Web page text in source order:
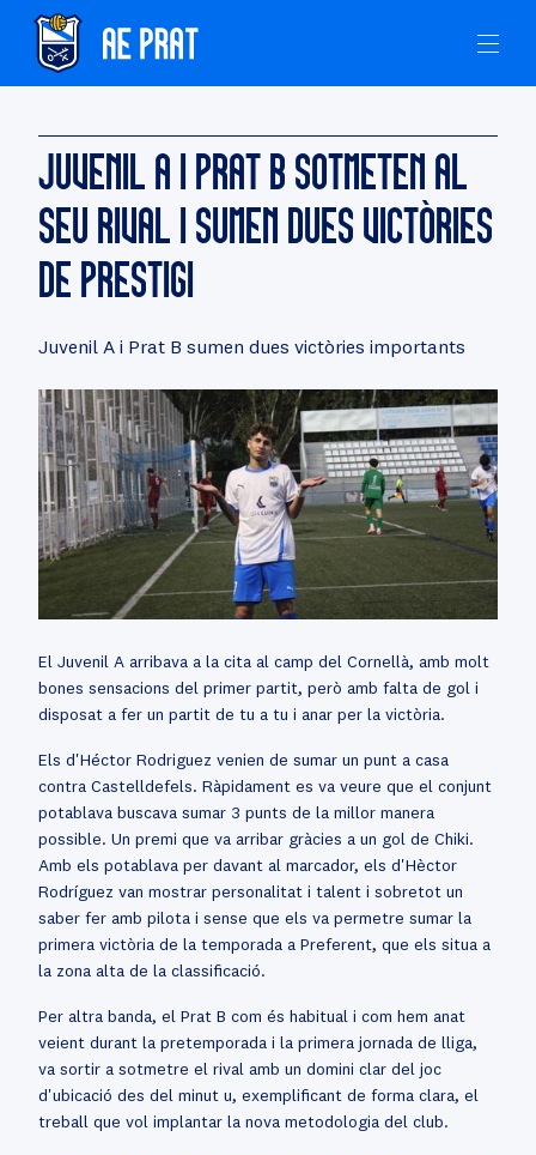
JUVENIL A I PRAT B SOTMETEN AL
SEU RIVAL I SUMEN DUES VICTÒRIES
DE PRESTIGI
Juvenil A i Prat B sumen dues victòries importants
El Juvenil A arribava a la cita al camp del Cornellà, amb molt
bones sensacions del primer partit, però amb falta de gol i
disposat a fer un partit de tu a tu i anar per la victòria.
Els d'Héctor Rodriguez venien de sumar un punt a casa
contra Castelldefels. Ràpidament es va veure que el conjunt
potablava buscava sumar 3 punts de la millor manera
possible. Un premi que va arribar gràcies a un gol de Chiki.
Amb els potablava per davant al marcador, els d'Hèctor
Rodríguez van mostrar personalitat i talent i sobretot un
saber fer amb pilota i sense que els va permetre sumar la
primera victòria de la temporada a Preferent, que els situa a
la zona alta de la classificació.
Per altra banda, el Prat B com és habitual i com hem anat
veient durant la pretemporada i la primera jornada de lliga,
va sortir a sotmetre el rival amb un domini clar del joc
d'ubicació des del minut u, exemplificant de forma clara, el
treball que vol implantar la nova metodologia del club.